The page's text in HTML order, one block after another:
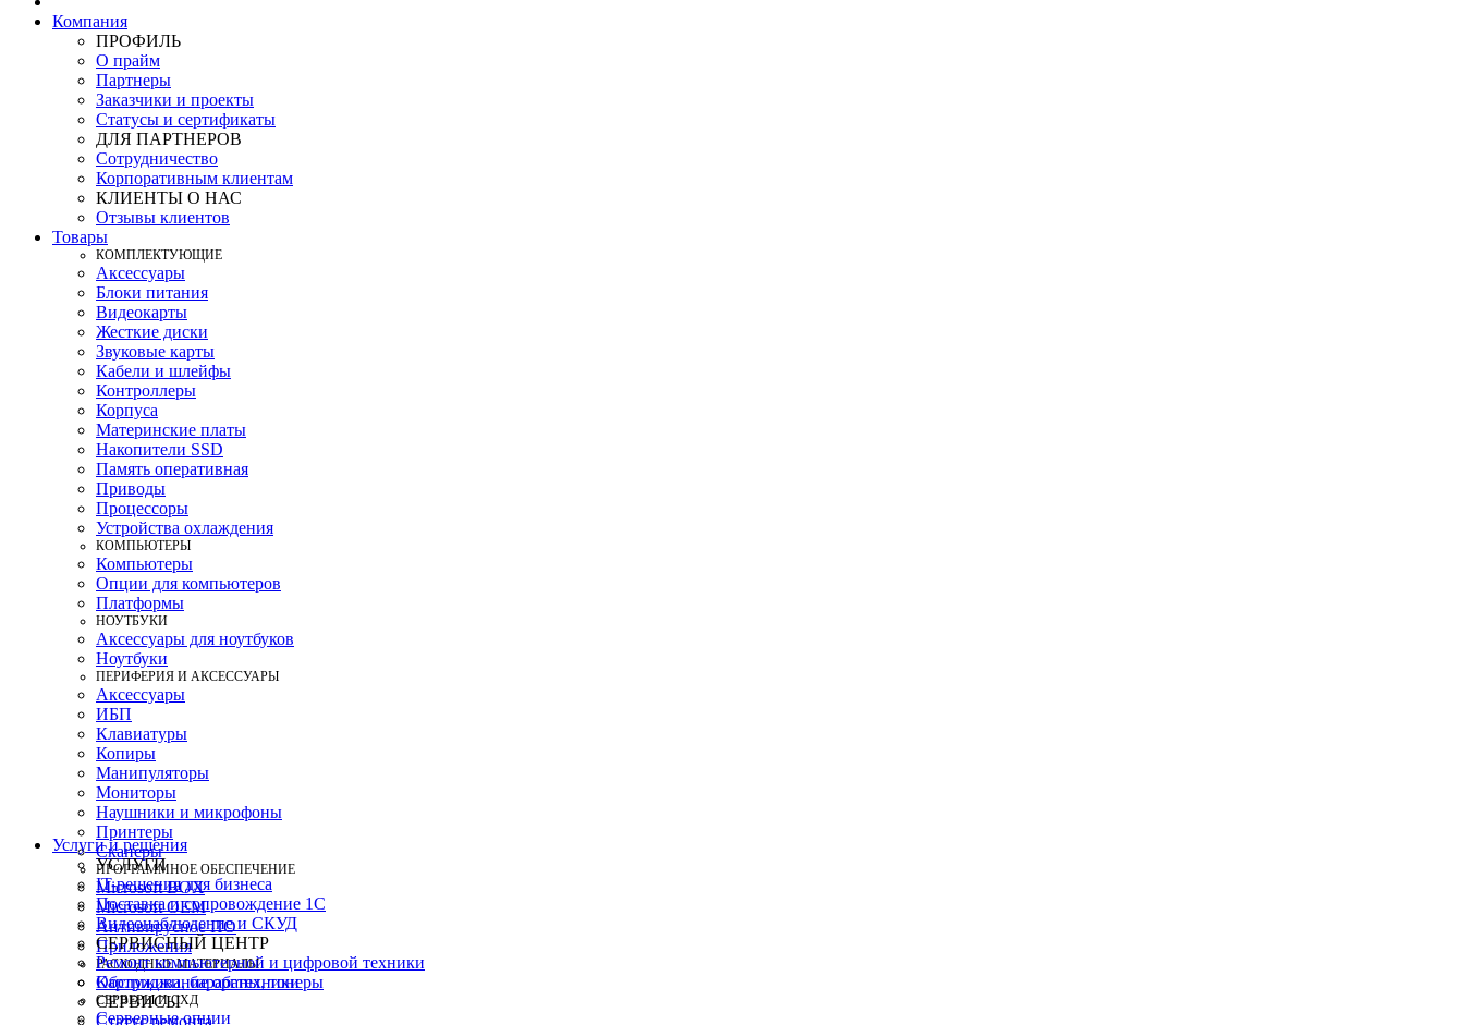
Компания
ПРОФИЛЬ
О прайм
Партнеры
Заказчики и проекты
Статусы и сертификаты
ДЛЯ ПАРТНЕРОВ
Сотрудничество
Корпоративным клиентам
КЛИЕНТЫ О НАС
Отзывы клиентов
Товары
КOМПЛЕКТУЮЩИЕ
Аксессуары
Блоки питания
Видеокарты
Жесткие диски
Звуковые карты
Кабели и шлейфы
Контроллеры
Корпуса
Материнские платы
Накопители SSD
Память оперативная
Приводы
Процессоры
Устройства охлаждения
КОМПЬЮТЕРЫ
Компьютеры
Опции для компьютеров
Платформы
НОУТБУКИ
Аксессуары для ноутбуков
Ноутбуки
ПЕРИФЕРИЯ И АКСЕССУАРЫ
Аксессуары
ИБП
Клавиатуры
Копиры
Манипуляторы
Мониторы
Наушники и микрофоны
Принтеры
Сканеры
ПРОГРАММНОЕ ОБЕСПЕЧЕНИЕ
Microsoft BOX
Microsoft OEM
Антивирусное ПО
Приложения
РАСХОДНЫЕ МАТЕРИАЛЫ
Картриджи, барабаны, тонеры
СЕРВЕРЫ И СХД
Серверные опции
Услуги и решения
УСЛУГИ
IT-решения для бизнеса
Поставка и сопровождение 1C
Видеонаблюдение и СКУД
СЕРВИСНЫЙ ЦЕНТР
Ремонт компьютерной и цифровой техники
Обслуживание оргтехники
СЕРВИСЫ
Статус ремонта